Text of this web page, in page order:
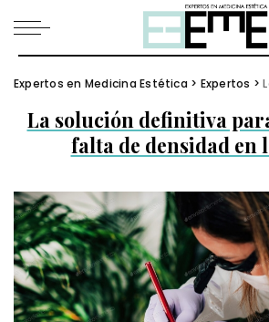
Expertos en Medicina Estética > Expertos >
La solución definitiva
falta de densidad en